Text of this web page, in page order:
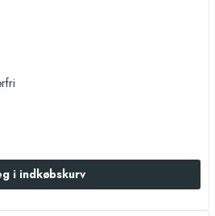
i indkøbskurv